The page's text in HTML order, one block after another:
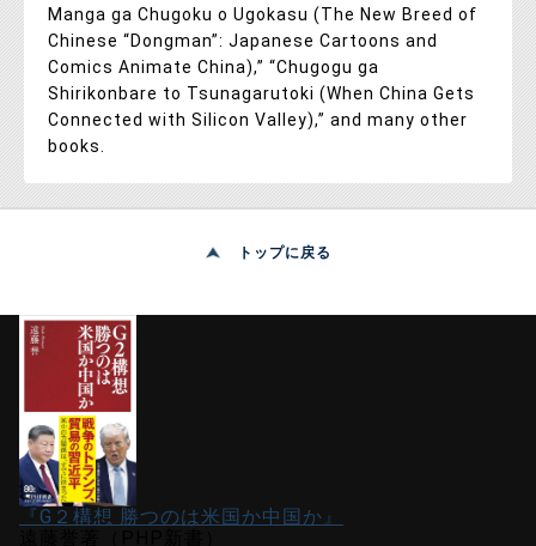
Manga ga Chugoku o Ugokasu (The New Breed of
Chinese “Dongman”: Japanese Cartoons and
Comics Animate China),” “Chugogu ga
Shirikonbare to Tsunagarutoki (When China Gets
Connected with Silicon Valley),” and many other
books.
トップに戻る
『G２構想 勝つのは米国か中国か』